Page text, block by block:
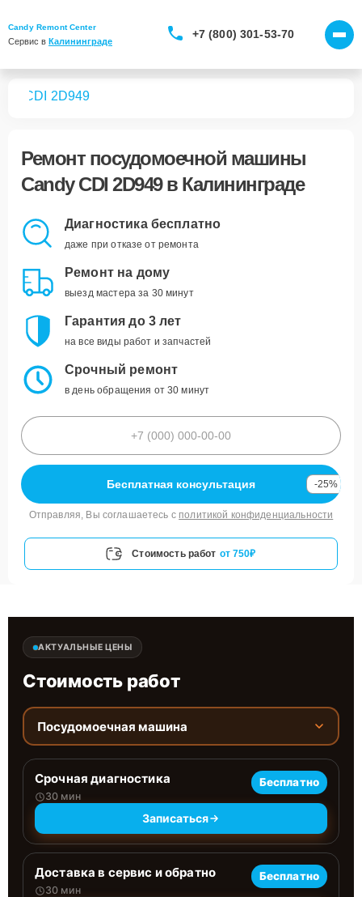
Candy Remont Center
Сервис в Калининграде
+7 (800) 301-53-70
CDI 2D949
Ремонт посудомоечной машины
Candy CDI 2D949в Калининграде
Диагностика бесплатно
даже при отказе от ремонта
Ремонт на дому
выезд мастера за 30 минут
Гарантия до 3 лет
на все виды работ и запчастей
Срочный ремонт
в день обращения от 30 минут
Бесплатная консультация -25%
Отправляя, Вы соглашаетесь с политикой конфиденциальности
Стоимость работ от 750₽
АКТУАЛЬНЫЕ ЦЕНЫ
Стоимость работ
Посудомоечная машина
Срочная диагностика
30 мин
Бесплатно
Записаться
Доставка в сервис и обратно
30 мин
Бесплатно